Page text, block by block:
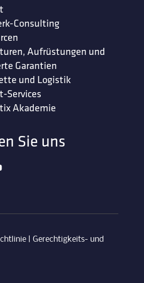
Consulting
Aufrüstungen und
Garantien
und Logistik
Services
Akademie
Sie uns
Gerechtigkeits- und